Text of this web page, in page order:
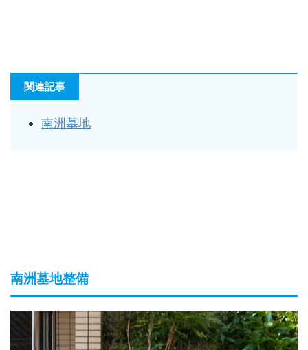
関連記事
南洲墓地
南洲墓地整備